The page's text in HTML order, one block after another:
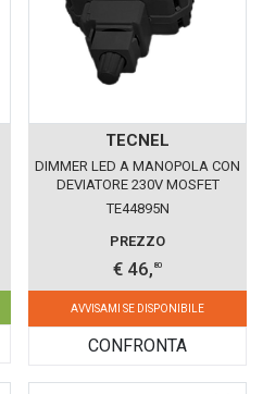
TECNEL
DIMMER LED A MANOPOLA CON
DEVIATORE 230V MOSFET
TECNEL NERO
TE44895N
PREZZO
€ 46, 80
AVVISAMI SE DISPONIBILE
CONFRONTA